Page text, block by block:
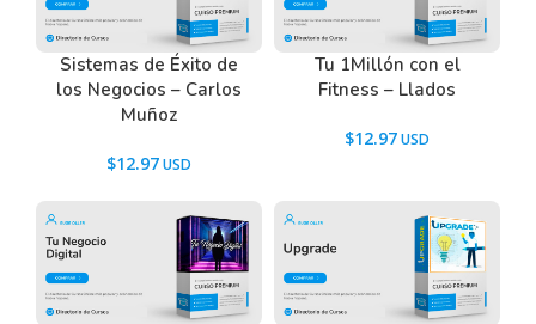
Sistemas de Éxito de
los Negocios – Carlos
Muñoz
$12.97
Tu 1Millón con el
Fitness – Llados
$12.97